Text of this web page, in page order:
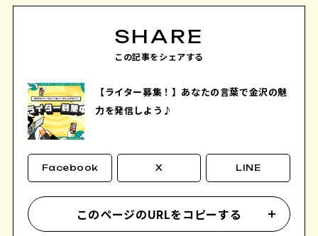
SHARE
この記事をシェアする
【ライター募集！】あなたの言葉で金沢の魅
力を発信しよう♪
Facebook X LINE
このページのURLをコピーする